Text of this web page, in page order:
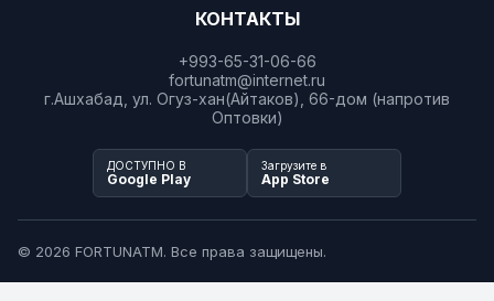
КОНТАКТЫ
+993-65-31-06-66
fortunatm@internet.ru
г.Ашхабад, ул. Огуз-хан(Айтаков), 66-дом (напротив
Оптовки)
ДОСТУПНО В
Google Play
Загрузите в
App Store
© 2026 FORTUNATM. Все права защищены.